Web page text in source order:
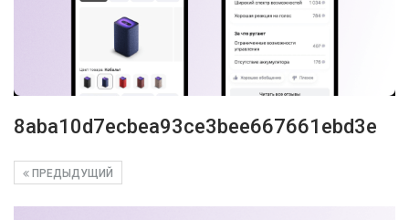
8aba10d7ecbea93ce3bee667661ebd3e
ПРЕДЫДУЩИЙ